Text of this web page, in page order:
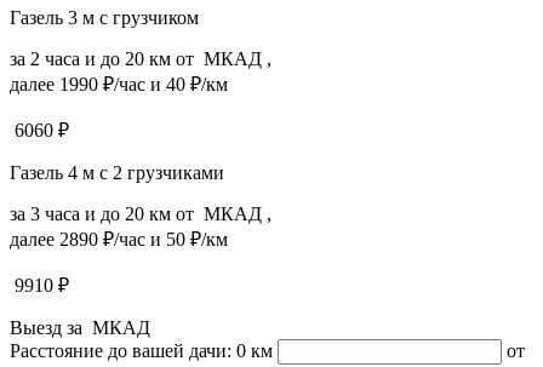
Газель 3 м с грузчиком
за 2 часа и до 20 км от МКАД ,
далее 1990 ₽/час и 40 ₽/км
6060 ₽
Газель 4 м с 2 грузчиками
за 3 часа и до 20 км от МКАД ,
далее 2890 ₽/час и 50 ₽/км
9910 ₽
Выезд за МКАД
Расстояние до вашей дачи: 0 км
от